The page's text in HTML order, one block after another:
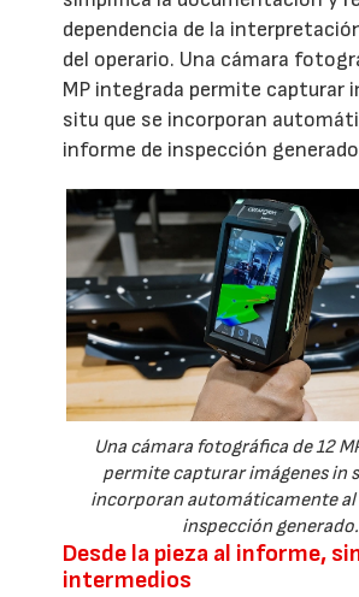
dependencia de la
del operario. Una cámara
MP integrada permite capturar
situ que se incorporan
informe de inspección
Una cámara fotográfica de 12
permite capturar imágenes in
incorporan automáticamente
inspección generado.
Desde la pieza al informe,
intermedios